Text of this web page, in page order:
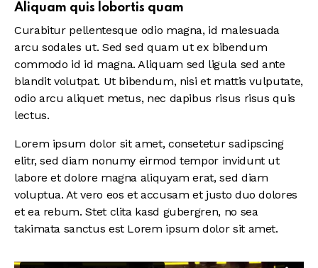
Aliquam quis lobortis quam
Curabitur pellentesque odio magna, id malesuada
arcu sodales ut. Sed sed quam ut ex bibendum
commodo id id magna. Aliquam sed ligula sed ante
blandit volutpat. Ut bibendum, nisi et mattis vulputate,
odio arcu aliquet metus, nec dapibus risus risus quis
lectus.
Lorem ipsum dolor sit amet, consetetur sadipscing
elitr, sed diam nonumy eirmod tempor invidunt ut
labore et dolore magna aliquyam erat, sed diam
voluptua. At vero eos et accusam et justo duo dolores
et ea rebum. Stet clita kasd gubergren, no sea
takimata sanctus est Lorem ipsum dolor sit amet.